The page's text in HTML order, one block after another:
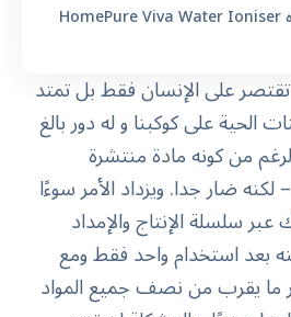
مؤين وفلتر المياه HomePure Viva Water Ioniser
على الإنسان فقط بل تمتد
الحية على كوكبنا و له دور بالغ
من كونه مادة منتشرة
ضار جدا. ويزداد الأمر سوءًا
سلسلة الإنتاج والإمداد
بعد استخدام واحد فقط ومع
يقرب من نصف جميع المواد